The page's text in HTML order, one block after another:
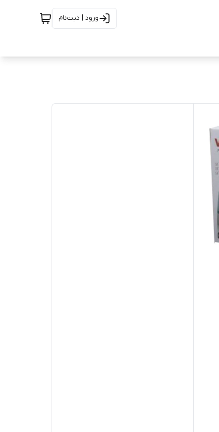
ورود | ثبت‌نام